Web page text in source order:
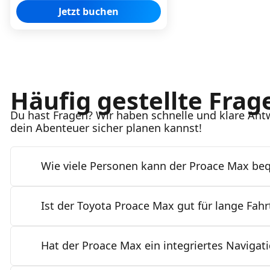
Jetzt buchen
Häufig gestellte
Du hast Fragen? Wir haben schnelle und klare
dein Abenteuer sicher planen kannst!
Wie viele Personen kann der Proace Max
Er bietet normalerweise Platz für bis zu 9
Ist der Toyota Proace Max gut für lange
Ja. Er wurde für langstreckigen Komfort
Hat der Proace Max ein integriertes